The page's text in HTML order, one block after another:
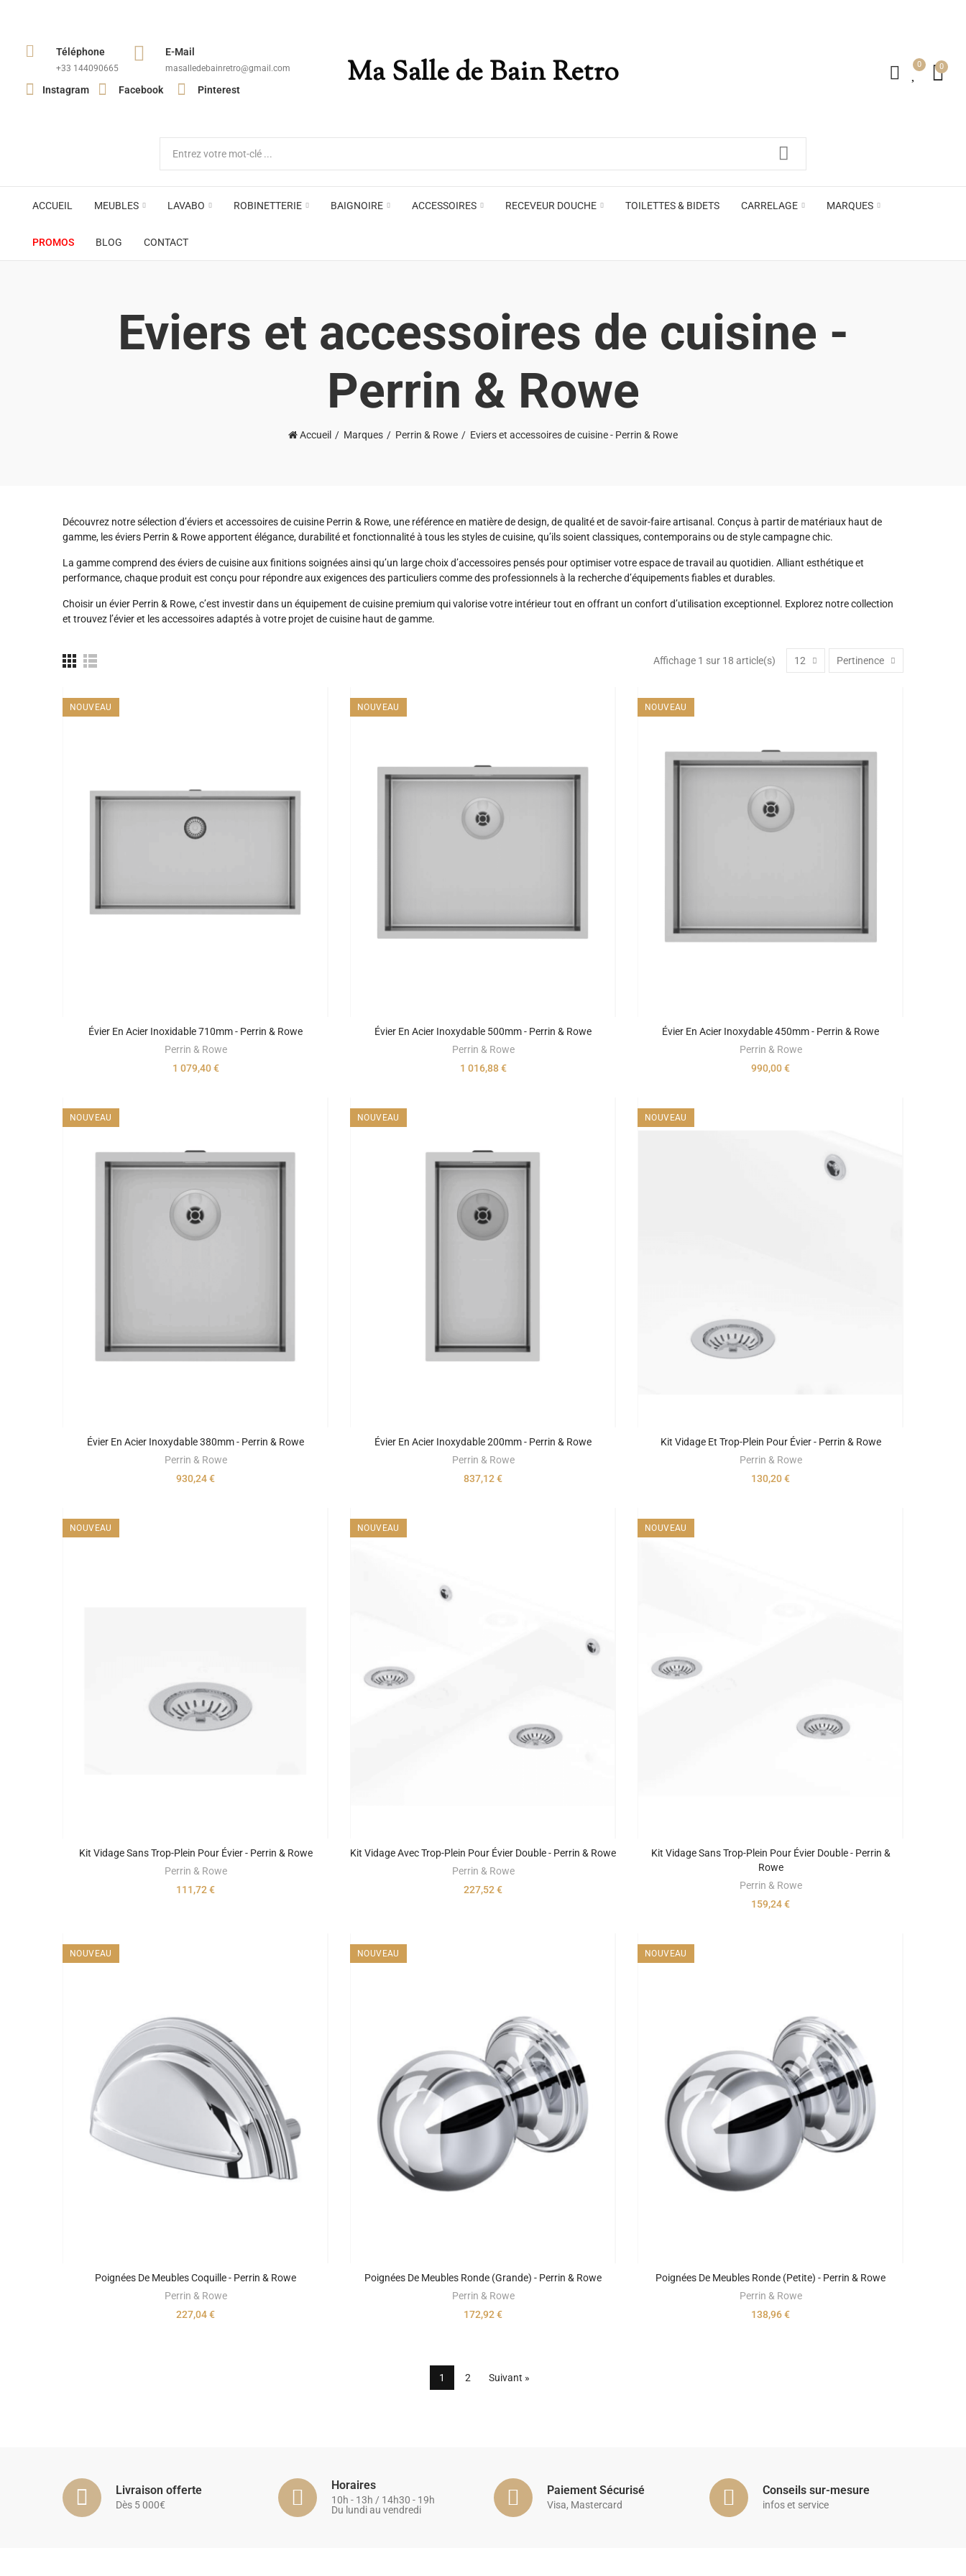
Téléphone
+33 144090665​
E-Mail
masalledebainretro@gmail.com
Instagram Facebook Pinterest Ma Salle de Bain Retro 0 0
ACCUEIL MEUBLES LAVABO ROBINETTERIE BAIGNOIRE ACCESSOIRES RECEVEUR DOUCHE TOILETTES & BIDETS CARRELAGE MARQUES
Voir toute la marque →
PROMOS BLOG CONTACT
Eviers et accessoires de cuisine -
Perrin & Rowe
Accueil Marques Perrin & Rowe Eviers et accessoires de cuisine - Perrin & Rowe
Découvrez notre sélection d’éviers et accessoires de cuisine Perrin & Rowe, une référence en matière de design, de qualité et de savoir-faire artisanal. Conçus à partir de matériaux haut de
gamme, les éviers Perrin & Rowe apportent élégance, durabilité et fonctionnalité à tous les styles de cuisine, qu’ils soient classiques, contemporains ou de style campagne chic.
La gamme comprend des éviers de cuisine aux finitions soignées ainsi qu’un large choix d’accessoires pensés pour optimiser votre espace de travail au quotidien. Alliant esthétique et
performance, chaque produit est conçu pour répondre aux exigences des particuliers comme des professionnels à la recherche d’équipements fiables et durables.
Choisir un évier Perrin & Rowe, c’est investir dans un équipement de cuisine premium qui valorise votre intérieur tout en offrant un confort d’utilisation exceptionnel. Explorez notre collection
et trouvez l’évier et les accessoires adaptés à votre projet de cuisine haut de gamme.
Affichage 1 sur 18 article(s) 12 Pertinence
NOUVEAU
Évier En Acier Inoxidable 710mm - Perrin & Rowe
Perrin & Rowe
1 079,40 €
NOUVEAU
Évier En Acier Inoxydable 500mm - Perrin & Rowe
Perrin & Rowe
1 016,88 €
NOUVEAU
Évier En Acier Inoxydable 450mm - Perrin & Rowe
Perrin & Rowe
990,00 €
NOUVEAU
Évier En Acier Inoxydable 380mm - Perrin & Rowe
Perrin & Rowe
930,24 €
NOUVEAU
Évier En Acier Inoxydable 200mm - Perrin & Rowe
Perrin & Rowe
837,12 €
NOUVEAU
Kit Vidage Et Trop-Plein Pour Évier - Perrin & Rowe
Perrin & Rowe
130,20 €
NOUVEAU
Kit Vidage Sans Trop-Plein Pour Évier - Perrin & Rowe
Perrin & Rowe
111,72 €
NOUVEAU
Kit Vidage Avec Trop-Plein Pour Évier Double - Perrin & Rowe
Perrin & Rowe
227,52 €
NOUVEAU
Kit Vidage Sans Trop-Plein Pour Évier Double - Perrin &
Rowe
Perrin & Rowe
159,24 €
NOUVEAU
Poignées De Meubles Coquille - Perrin & Rowe
Perrin & Rowe
227,04 €
NOUVEAU
Poignées De Meubles Ronde (grande) - Perrin & Rowe
Perrin & Rowe
172,92 €
NOUVEAU
Poignées De Meubles Ronde (petite) - Perrin & Rowe
Perrin & Rowe
138,96 €
1 2 Suivant »
Livraison offerte
Dès 5 000€
Horaires
10h - 13h / 14h30 - 19h
Du lundi au vendredi
Paiement Sécurisé
Visa, Mastercard
Conseils sur-mesure
infos et service